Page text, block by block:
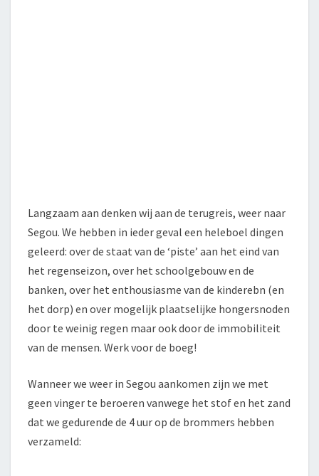
Langzaam aan denken wij aan de terugreis, weer naar
Segou. We hebben in ieder geval een heleboel dingen
geleerd: over de staat van de ‘piste’ aan het eind van
het regenseizon, over het schoolgebouw en de
banken, over het enthousiasme van de kinderebn (en
het dorp) en over mogelijk plaatselijke hongersnoden
door te weinig regen maar ook door de immobiliteit
van de mensen. Werk voor de boeg!
Wanneer we weer in Segou aankomen zijn we met
geen vinger te beroeren vanwege het stof en het zand
dat we gedurende de 4 uur op de brommers hebben
verzameld: